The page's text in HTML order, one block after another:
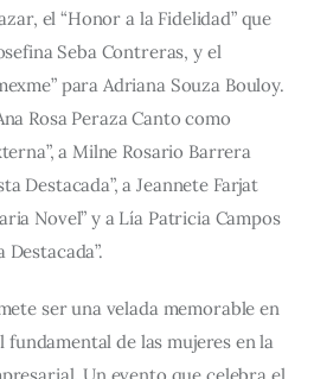
el “Honor a la Fidelidad” que
Seba Contreras, y el
para Adriana Souza Bouloy.
Rosa Peraza Canto como
a Milne Rosario Barrera
Destacada”, a Jeannete Farjat
Novel” y a Lía Patricia Campos
ser una velada memorable en
fundamental de las mujeres en la